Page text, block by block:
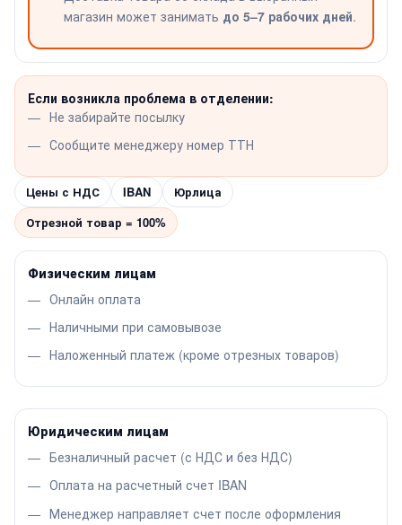
магазин может занимать до 5–7 рабочих дней.
Если возникла проблема в отделении:
Не забирайте посылку
Сообщите менеджеру номер ТТН
Цены с НДС IBAN
Юрлица
Отрезной товар = 100%
Физическим лицам
Онлайн оплата
Наличными при самовывозе
Наложенный платеж (кроме отрезных товаров)
Юридическим лицам
Безналичный расчет (с НДС и без НДС)
Оплата на расчетный счет IBAN
Менеджер направляет счет после оформления